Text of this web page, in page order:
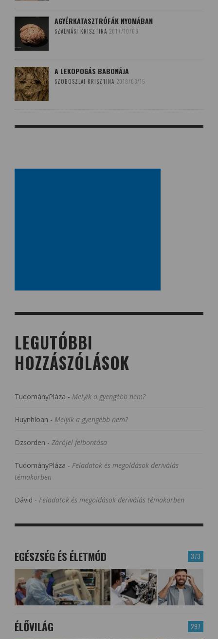
AGYÉRKATASZTRÓFÁK NYOMÁBAN
SZALMÁSI KRISZTINA 2017/10/08
A LEKOPOGÁS BABONÁJA
SZOBOSZLAI KRISZTINA 2018/03/15
LEGUTÓBBI
HOZZÁSZÓLÁSOK
TudományPláza - Melyik a gyengébb nem?
Huynhloan - Melyik a gyengébb nem?
Dzsorden - Zárójel felbontása
TudományPláza - Feladatok és megoldások deriválás
témakörben
Dávid - Feladatok és megoldások deriválás témakörben
373
EGÉSZSÉG ÉS ÉLETMÓD
297
ÉLŐVILÁG